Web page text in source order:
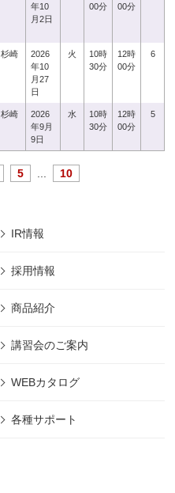
年10
月2日
00分
00分
杉崎
2026
年10
月27
日
火
10時
30分
12時
00分
6
杉崎
2026
年9月
9日
水
10時
30分
12時
00分
5
5 10
IR情報
採用情報
商品紹介
講習会のご案内
WEBカタログ
各種サポート